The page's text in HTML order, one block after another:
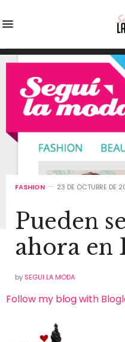
FASHION 23 DE OCTUBRE DE
Pueden
ahora en
by SEGUI LA MODA
Follow my blog with